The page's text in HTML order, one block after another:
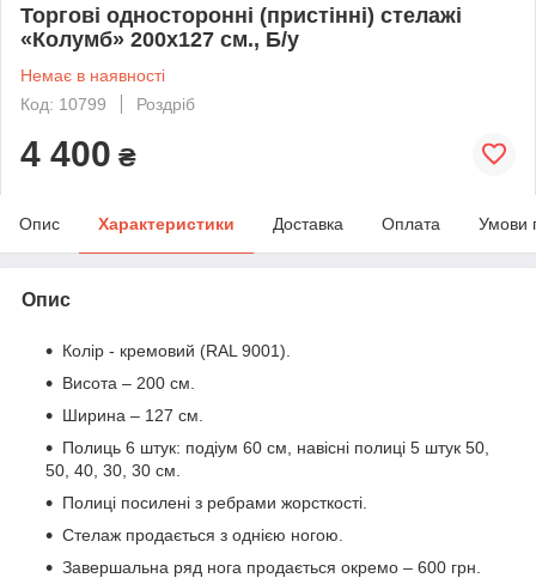
Торгові односторонні (пристінні) стелажі
«Колумб» 200х127 см., Б/у
Немає в наявності
Код: 10799
Роздріб
4 400 ₴
Опис Характеристики Доставка Оплата Умови
Опис
Колір - кремовий (RAL 9001).
Висота – 200 см.
Ширина – 127 см.
Полиць 6 штук: подіум 60 см, навісні полиці 5 штук 50,
50, 40, 30, 30 см.
Полиці посилені з ребрами жорсткості.
Стелаж продається з однією ногою.
Завершальна ряд нога продається окремо – 600 грн.